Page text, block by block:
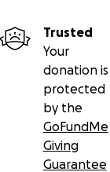
?
Trusted
Your
donation is
protected
by the
GoFundMe
Giving
Guarantee